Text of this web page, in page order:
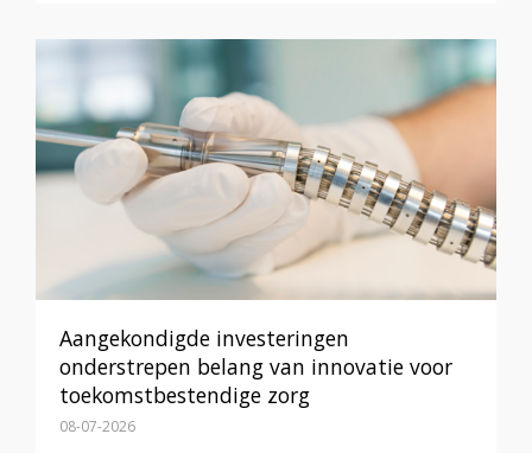
Aangekondigde investeringen
onderstrepen belang van innovatie voor
toekomstbestendige zorg
08-07-2026